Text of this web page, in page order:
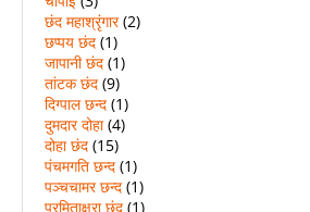
छंद महाश्रृंगार (2)
छप्पय छंद (1)
जापानी छंद (1)
तांटक छंद (9)
दिग्पाल छन्द (1)
दुमदार दोहा (4)
दोहा छंद (15)
पंचमगति छन्द (1)
पञ्चचामर छन्द (1)
प्रमिताक्षरा छंद (1)